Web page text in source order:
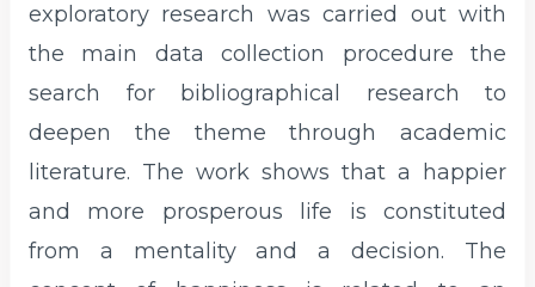
exploratory research was carried out with
the main data collection procedure the
search for bibliographical research to
deepen the theme through academic
literature. The work shows that a happier
and more prosperous life is constituted
from a mentality and a decision. The